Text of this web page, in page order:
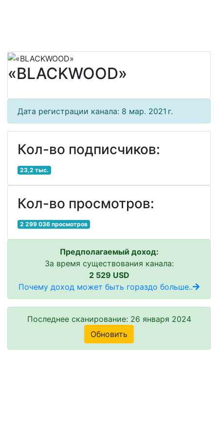
«BLACKWOOD»
Дата регистрации канала: 8 мар. 2021 г.
Кол-во подписчиков:
23,2 тыс.
Кол-во просмотров:
2 299 036 просмотров
Предполагаемый доход:
За время существования канала:
2 529 USD
Почему доход может быть гораздо больше..
Последнее сканирование: 26 января 2024
Обновить